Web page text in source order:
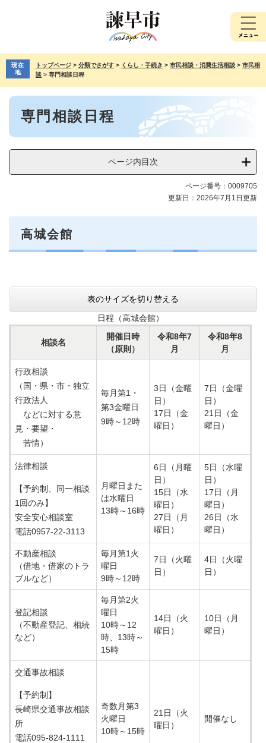
先
で
を
ば
現在
地
トップページ > 分類でさがす > くらし・手続き > 市民相談・消費生活相談 > 市民相
談 > 専門相談日程
本
専門相談日程
ページ内目次
ページ番号：0009705
更新日：2026年7月1日更新
高城会館
表のサイズを切り替える
日程（高城会館）
相談名
開催日時
（原則）
令和8年7
月
令和8年8
月
行政相談
（国・県・市・独立
行政法人
などに対する意
見・要望・
苦情）
毎月第1・
第3金曜日
9時～12時
3日（金曜
日）
​17日（金
曜日）
7日（金曜
日）
​21日（金
曜日）
法律相談
【予約制、同一相談
1回のみ】
安全安心相談室
電話0957-22-3113
月曜日また
は水曜日
​13時～16時
6日（月曜
日）
15日（水
曜日）
27日（月
曜日）
5日（水曜
日）
17日（月
曜日）
26日（水
曜日）
不動産相談
（借地・借家のトラ
ブルなど）
毎月第1火
曜日
9時～12時
7日（火曜
日）
4日（火曜
日）
登記相談
（不動産登記、相続
など）
毎月第2火
曜日
10時～12
時、13時～
15時
14日（火
曜日）
10日（月
曜日）
交通事故相談
【予約制】
長崎県交通事故相談
所
電話095-824-1111
奇数月第3
火曜日
10時～15時
21日（火
曜日）
開催なし